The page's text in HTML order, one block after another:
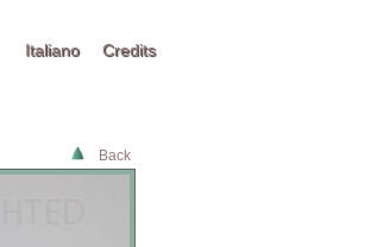
Italiano Credits
Back